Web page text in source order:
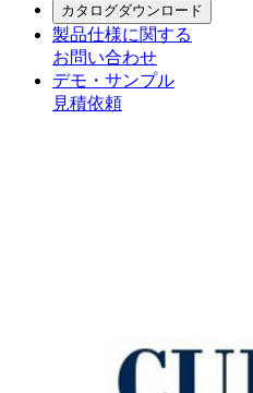
カタログダウンロード
製品仕様に関する
お問い合わせ
デモ・サンプル
見積依頼